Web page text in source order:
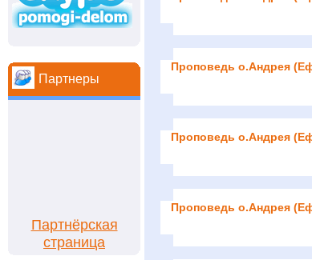
Проповедь о.Андрея
Проповедь о.Андрея
Проповедь о.Андрея
Партнеры
Партнёрская
страница